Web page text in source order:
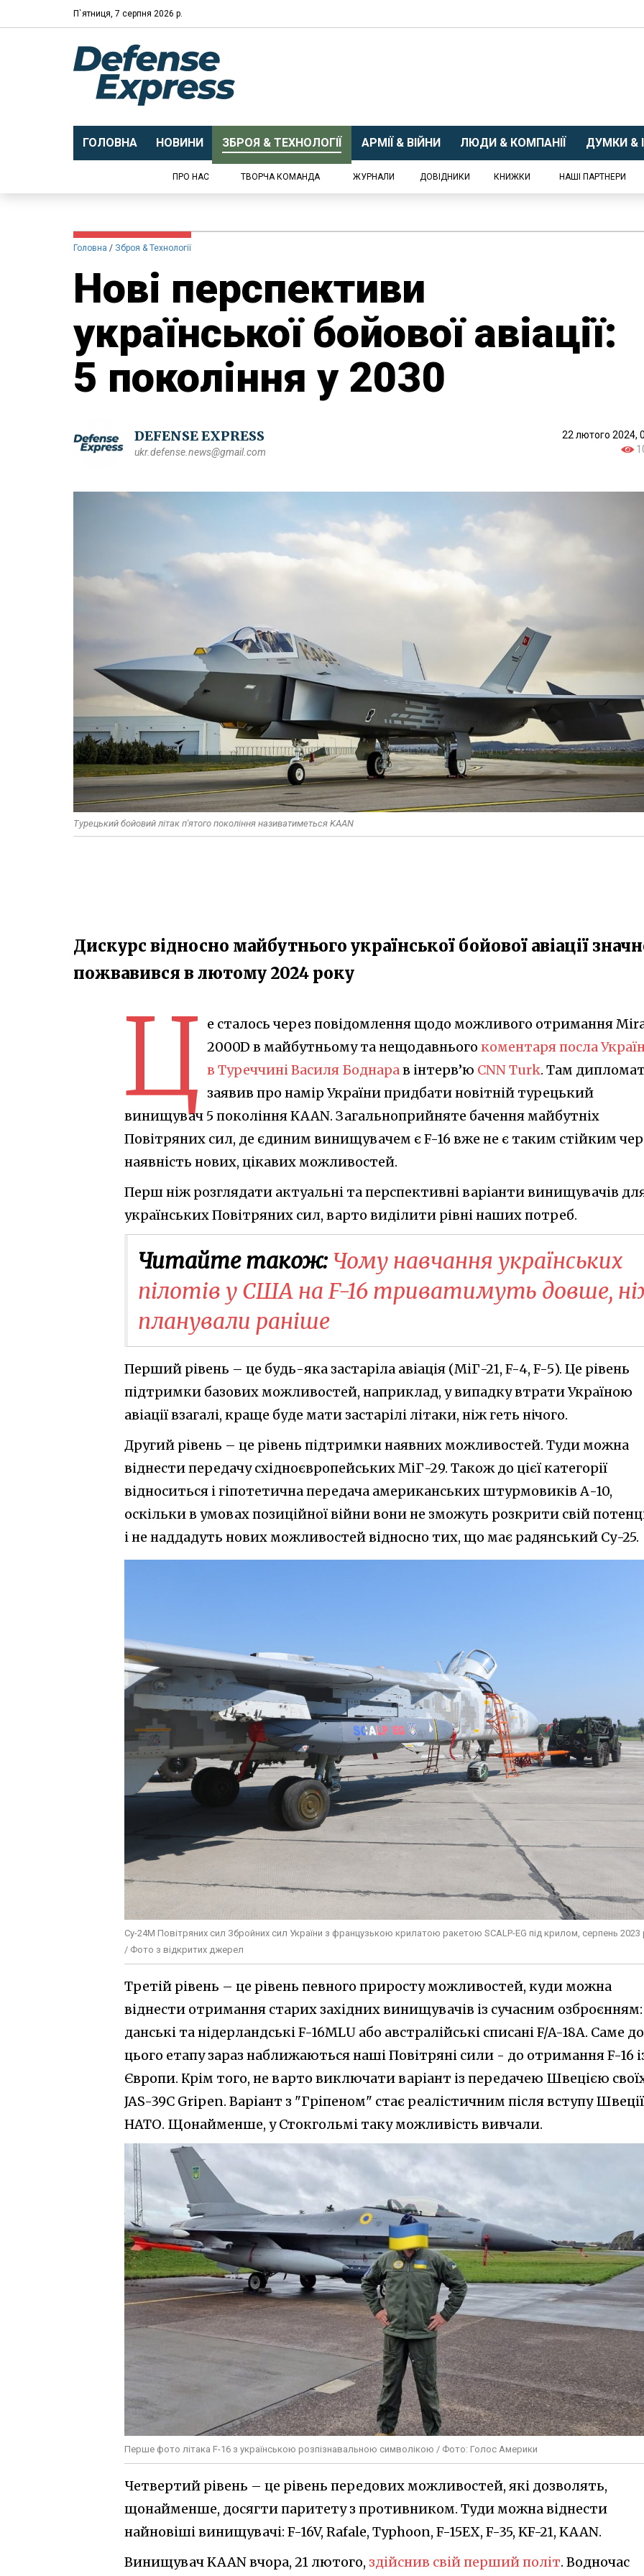
П`ятниця, 7 серпня 2026 р.
ГОЛОВНА НОВИНИ ЗБРОЯ & ТЕХНОЛОГІЇ АРМІЇ & ВІЙНИ ЛЮДИ & КОМПАНІЇ ДУМКИ &
ПРО НАС ТВОРЧА КОМАНДА ЖУРНАЛИ ДОВІДНИКИ КНИЖКИ НАШІ ПАРТНЕРИ
Головна Зброя & Технології
Нові перспективи
української бойової авіації:
5 покоління у 2030
DEFENSE EXPRESS
ukr.defense.news@gmail.com
22 лютого 2024,
Турецький бойовий літак п'ятого покоління називатиметься KAAN
Дискурс відносно майбутнього української бойової авіації
пожвавився в лютому 2024 року
Ц
е сталось через повідомлення щодо можливого отримання
2000D в майбутньому та нещодавнього коментаря посла
в Туреччині Василя Боднара в інтерв’ю CNN Turk. Там
заявив про намір України придбати новітній турецький
винищувач 5 покоління KAAN. Загальноприйняте бачення майбутніх
Повітряних сил, де єдиним винищувачем є F-16 вже не є таким стійким
наявність нових, цікавих можливостей.
Перш ніж розглядати актуальні та перспективні варіанти винищувачів
українських Повітряних сил, варто виділити рівні наших потреб.
Читайте також: Чому навчання українських
пілотів у США на F-16 триватимуть довше,
планували раніше
Перший рівень – це будь-яка застаріла авіація (МіГ-21, F-4, F-5). Це рівень
підтримки базових можливостей, наприклад, у випадку втрати Україною
авіації взагалі, краще буде мати застарілі літаки, ніж геть нічого.
Другий рівень – це рівень підтримки наявних можливостей. Туди можна
віднести передачу східноєвропейських МіГ-29. Також до цієї категорії
відноситься і гіпотетична передача американських штурмовиків А-10,
оскільки в умовах позиційної війни вони не зможуть розкрити свій
і не наддадуть нових можливостей відносно тих, що має радянський Су-25.
Су-24М Повітряних сил Збройних сил України з французькою крилатою ракетою SCALP-EG під крилом, серпень 2023
/ Фото з відкритих джерел
Третій рівень – це рівень певного приросту можливостей, куди можна
віднести отримання старих західних винищувачів із сучасним озброєнням:
данські та нідерландські F-16MLU або австралійські списані F/A-18A. Саме до
цього етапу зараз наближаються наші Повітряні сили - до отримання F-16
Європи. Крім того, не варто виключати варіант із передачею Швецією
JAS-39C Gripen. Варіант з "Гріпеном" стає реалістичним після вступу
НАТО. Щонайменше, у Стокгольмі таку можливість вивчали.
Перше фото літака F-16 з українською розпізнавальною символікою / Фото: Голос Америки
Четвертий рівень – це рівень передових можливостей, які дозволять,
щонайменше, досягти паритету з противником. Туди можна віднести
найновіші винищувачі: F-16V, Rafale, Typhoon, F-15EX, F-35, KF-21, KAAN.
Винищувач KAAN вчора, 21 лютого, здійснив свій перший політ. Водночас